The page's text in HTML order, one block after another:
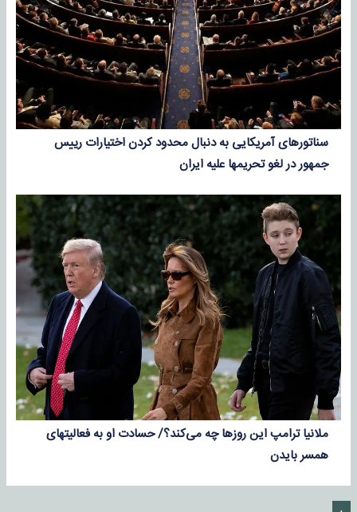
سناتورهای آمریکایی به دنبال محدود کردن اختیارات رییس
جمهور در لغو تحریمها علیه ایران
ملانیا ترامپ این روزها چه می‌کند؟/ حسادت او به فعالیتهای
همسر بایدن